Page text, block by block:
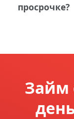
эмитент
просрочке?
Займ